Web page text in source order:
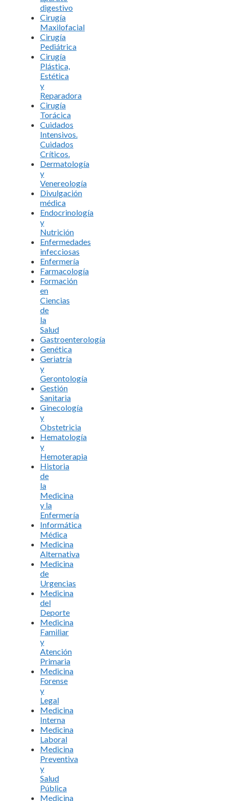
digestivo
Cirugía
Maxilofacial
Cirugía
Pediátrica
Cirugía
Plástica,
Estética
y
Reparadora
Cirugía
Torácica
Cuidados
Intensivos.
Cuidados
Críticos.
Dermatología
y
Venereología
Divulgación
médica
Endocrinología
y
Nutrición
Enfermedades
infecciosas
Enfermería
Farmacología
Formación
en
Ciencias
de
la
Salud
Gastroenterología
Genética
Geriatría
y
Gerontología
Gestión
Sanitaria
Ginecología
y
Obstetricia
Hematología
y
Hemoterapia
Historia
de
la
Medicina
y la
Enfermería
Informática
Médica
Medicina
Alternativa
Medicina
de
Urgencias
Medicina
del
Deporte
Medicina
Familiar
y
Atención
Primaria
Medicina
Forense
y
Legal
Medicina
Interna
Medicina
Laboral
Medicina
Preventiva
y
Salud
Pública
Medicina